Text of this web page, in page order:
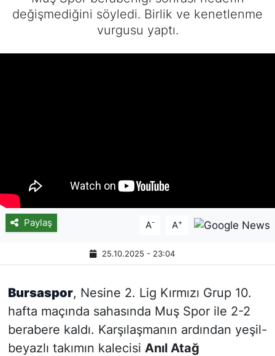
değişmediğini söyledi. Birlik ve kenetlenme
vurgusu yaptı.
Paylaş A- A+
25.10.2025 - 23:04
Bursaspor, Nesine 2. Lig Kırmızı Grup 10.
hafta maçında sahasında Muş Spor ile 2-2
berabere kaldı. Karşılaşmanın ardından yeşil-
beyazlı takımın kalecisi Anıl Atağ
Genel
Son Dakika Haberleri